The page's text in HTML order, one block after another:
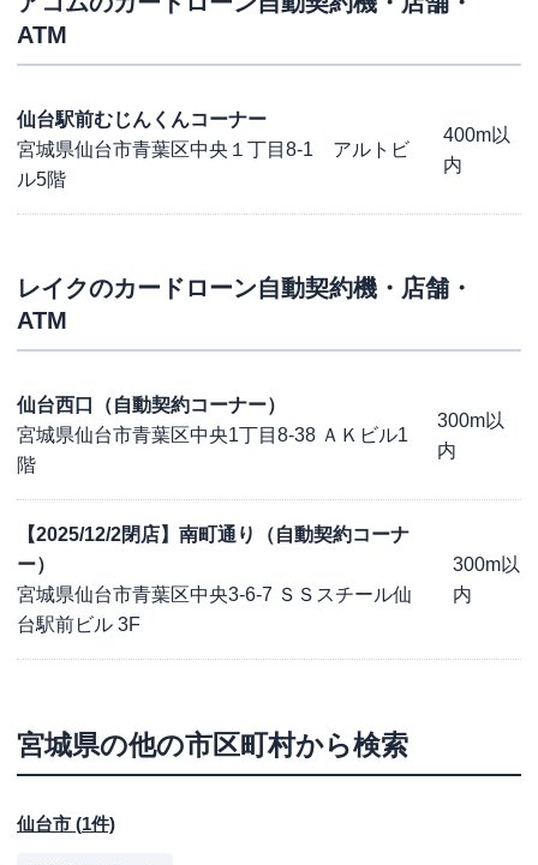
ATM
仙台駅前むじんくんコーナー
宮城県仙台市青葉区中央１丁目8-1 アルトビ
ル5階
400m以
内
レイクのカードローン自動契約機・店舗・
ATM
仙台西口（自動契約コーナー）
宮城県仙台市青葉区中央1丁目8-38 ＡＫビル1
階
300m以
内
【2025/12/2閉店】南町通り（自動契約コーナ
ー）
宮城県仙台市青葉区中央3-6-7 ＳＳスチール仙
台駅前ビル 3F
300m以
内
宮城県の他の市区町村から検索
仙台市 (1件)